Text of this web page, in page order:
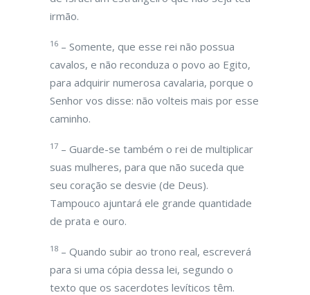
irmão.
16 – Somente, que esse rei não possua
cavalos, e não reconduza o povo ao Egito,
para adquirir numerosa cavalaria, porque o
Senhor vos disse: não volteis mais por esse
caminho.
17 – Guarde-se também o rei de multiplicar
suas mulheres, para que não suceda que
seu coração se desvie (de Deus).
Tampouco ajuntará ele grande quantidade
de prata e ouro.
18 – Quando subir ao trono real, escreverá
para si uma cópia dessa lei, segundo o
texto que os sacerdotes levíticos têm.